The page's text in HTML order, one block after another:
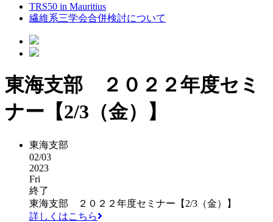
TRS50 in Mauritius
繊維系三学会合併検討について
東海支部 ２０２２年度セミ
ナー【2/3（金）】
東海支部
02/03
2023
Fri
終了
東海支部 ２０２２年度セミナー【2/3（金）】
詳しくはこちら